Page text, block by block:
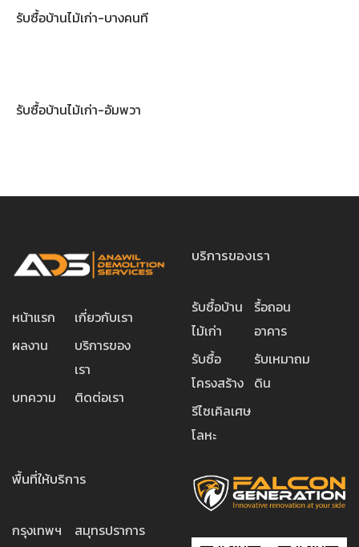
รับซื้อบ้านไม้เก่า-บางคนที
รับซื้อบ้านไม้เก่า-อัมพวา
หน้าแรก
เกี่ยวกับเรา
ผลงาน
บริการของ
เรา
บทความ
ติดต่อเรา
บริการของเรา
รับซื้อบ้าน
ไม้เก่า
รื้อถอน
อาคาร
รับซื้อ
โครงสร้าง
รับเหมาถม
ดิน
รีไซเคิลเศษ
โลหะ
พื้นที่ให้บริการ
กรุงเทพฯ สมุทรปราการ